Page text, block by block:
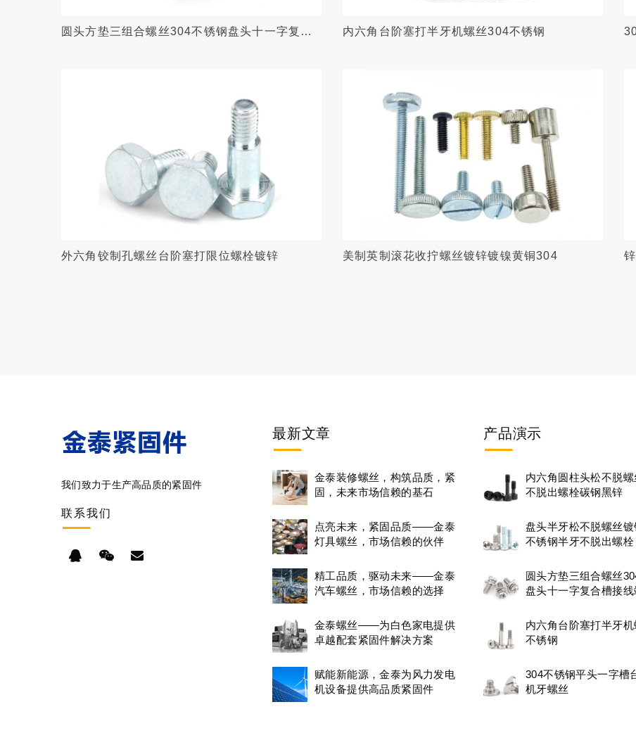
圆头方垫三组合螺丝304不锈钢盘头十一字复合
内六角台阶塞打半牙机螺丝304不锈钢
外六角铰制孔螺丝台阶塞打限位螺栓镀锌 美制英制滚花收拧螺丝镀锌镀镍黄铜304
我们致力于生产高品质的紧固件
联系我们
最新文章
金泰装修螺丝，构筑品质，紧
固，未来市场信赖的基石
点亮未来，紧固品质——金泰
灯具螺丝，市场信赖的伙伴
精工品质，驱动未来——金泰
汽车螺丝，市场信赖的选择
金泰螺丝——为白色家电提供
卓越配套紧固件解决方案
赋能新能源，金泰为风力发电
机设备提供高品质紧固件
产品演示
内六角圆柱头松不脱
不脱出螺栓碳钢黑锌
盘头半牙松不脱螺丝
不锈钢半牙不脱出螺栓
圆头方垫三组合螺丝
盘头十一字复合槽接线
内六角台阶塞打半牙
不锈钢
304不锈钢平头一字槽
机牙螺丝